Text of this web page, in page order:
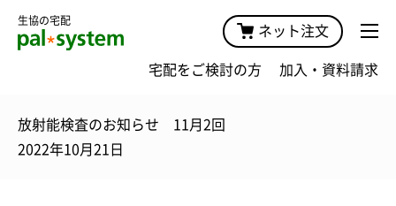
生協の宅配
ネット注文
宅配をご検討の方 加入・資料請求
放射能検査のお知らせ 11月2回
2022年10月21日